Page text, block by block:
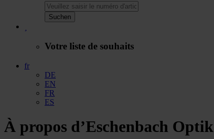
Suchen
Votre liste de souhaits
fr
DE
EN
FR
ES
À propos d’Eschenbach Optik